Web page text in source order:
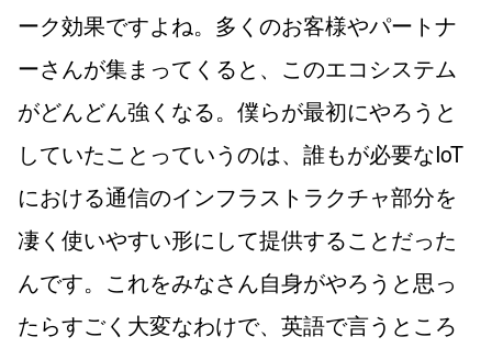
ーク効果ですよね。多くのお客様やパートナ
ーさんが集まってくると、このエコシステム
がどんどん強くなる。僕らが最初にやろうと
していたことっていうのは、誰もが必要なIoT
における通信のインフラストラクチャ部分を
凄く使いやすい形にして提供することだった
んです。これをみなさん自身がやろうと思っ
たらすごく大変なわけで、英語で言うところ